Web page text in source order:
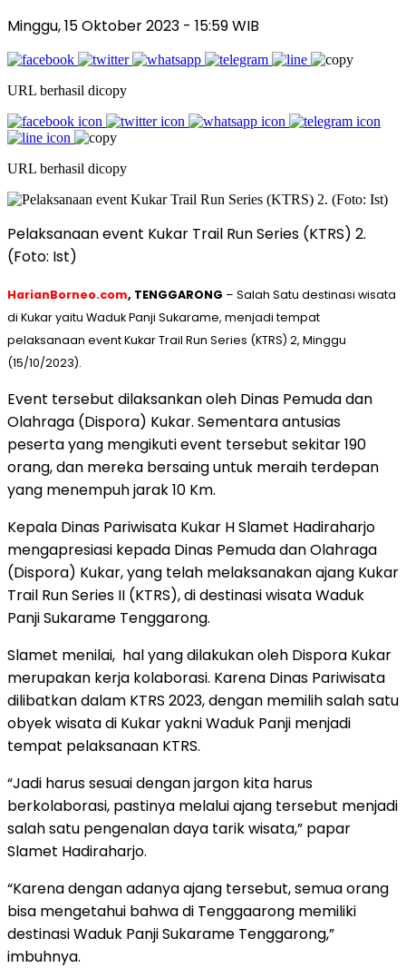
Minggu, 15 Oktober 2023 - 15:59 WIB
URL berhasil dicopy
URL berhasil dicopy
Pelaksanaan event Kukar Trail Run Series (KTRS) 2.
(Foto: Ist)
HarianBorneo.com, TENGGARONG – Salah Satu destinasi wisata
di Kukar yaitu Waduk Panji Sukarame, menjadi tempat
pelaksanaan event Kukar Trail Run Series (KTRS) 2, Minggu
(15/10/2023).
Event tersebut dilaksankan oleh Dinas Pemuda dan
Olahraga (Dispora) Kukar. Sementara antusias
peserta yang mengikuti event tersebut sekitar 190
orang, dan mereka bersaing untuk meraih terdepan
yang menempuh jarak 10 Km.
Kepala Dinas Pariwisata Kukar H Slamet Hadiraharjo
mengapresiasi kepada Dinas Pemuda dan Olahraga
(Dispora) Kukar, yang telah melaksanakan ajang Kukar
Trail Run Series II (KTRS), di destinasi wisata Waduk
Panji Sukarame Tenggarong.
Slamet menilai, hal yang dilakukan oleh Dispora Kukar
merupakan kerja kolaborasi. Karena Dinas Pariwisata
dilibatkan dalam KTRS 2023, dengan memilih salah satu
obyek wisata di Kukar yakni Waduk Panji menjadi
tempat pelaksanaan KTRS.
“Jadi harus sesuai dengan jargon kita harus
berkolaborasi, pastinya melalui ajang tersebut menjadi
salah satu pengenalan daya tarik wisata,” papar
Slamet Hadiraharjo.
“Karena dengan adanya ajang tersebut, semua orang
bisa mengetahui bahwa di Tenggaarong memiliki
destinasi Waduk Panji Sukarame Tenggarong,”
imbuhnya.